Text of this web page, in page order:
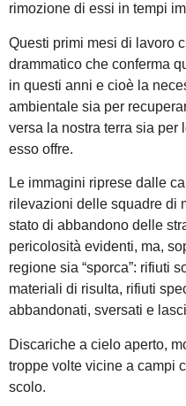
rimozione di essi in tempi
Questi primi mesi di lavoro
drammatico che conferma
in questi anni e cioè la
ambientale sia per
versa la nostra terra sia
esso offre.
Le immagini riprese dalle
rilevazioni delle squadre di
stato di abbandono delle
pericolosità evidenti, ma,
regione sia “sporca”: rifiuti
materiali di risulta, rifiuti
abbandonati, sversati e
Discariche a cielo aperto,
troppe volte vicine a campi
scolo.